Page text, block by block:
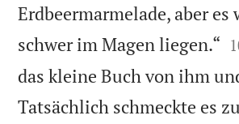
Erdbeermarmelade, aber
schwer im Magen liegen.“ 
das kleine Buch von ihm
Tatsächlich schmeckte es